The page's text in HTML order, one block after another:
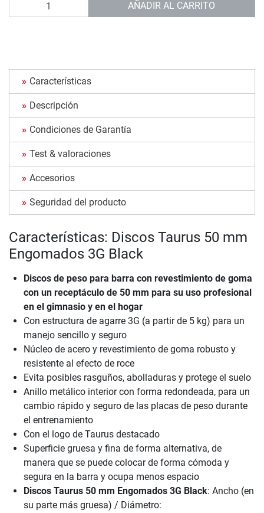
AÑADIR AL CARRITO
Características
Descripción
Condiciones de Garantía
Test & valoraciones
Accesorios
Seguridad del producto
Características: Discos Taurus 50 mm
Engomados 3G Black
Discos de peso para barra con revestimiento de goma
con un receptáculo de 50 mm para su uso profesional
en el gimnasio y en el hogar
Con estructura de agarre 3G (a partir de 5 kg) para un
manejo sencillo y seguro
Núcleo de acero y revestimiento de goma robusto y
resistente al efecto de roce
Evita posibles rasguños, abolladuras y protege el suelo
Anillo metálico interior con forma redondeada, para un
cambio rápido y seguro de las placas de peso durante
el entrenamiento
Con el logo de Taurus destacado
Superficie gruesa y fina de forma alternativa, de
manera que se puede colocar de forma cómoda y
segura en la barra y ocupa menos espacio
Discos Taurus 50 mm Engomados 3G Black: Ancho (en
su parte más gruesa) / Diámetro: